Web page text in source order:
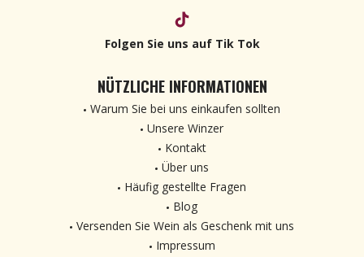
Folgen Sie uns auf Tik Tok
NÜTZLICHE INFORMATIONEN
Warum Sie bei uns einkaufen sollten
Unsere Winzer
Kontakt
Über uns
Häufig gestellte Fragen
Blog
Versenden Sie Wein als Geschenk mit uns
Impressum